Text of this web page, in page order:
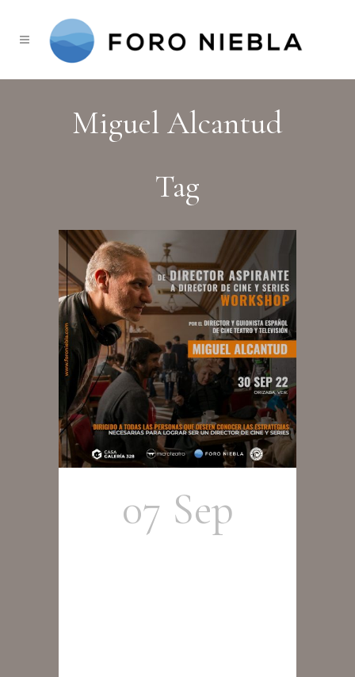
Miguel Alcantud
Tag
07 Sep